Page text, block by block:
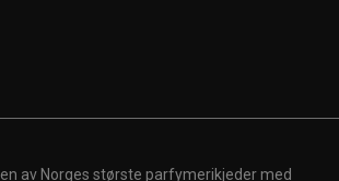
en av Norges største parfymerikjeder med